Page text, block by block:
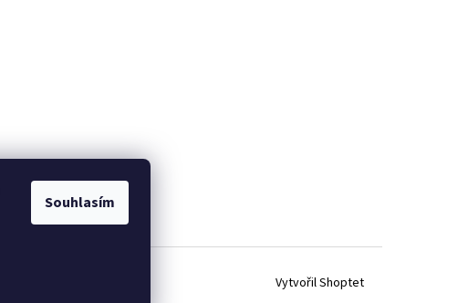
Souhlasím
Vytvořil Shoptet